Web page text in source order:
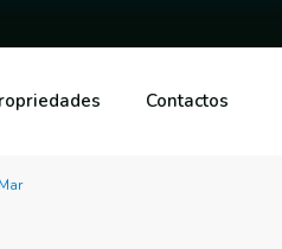
Contactos